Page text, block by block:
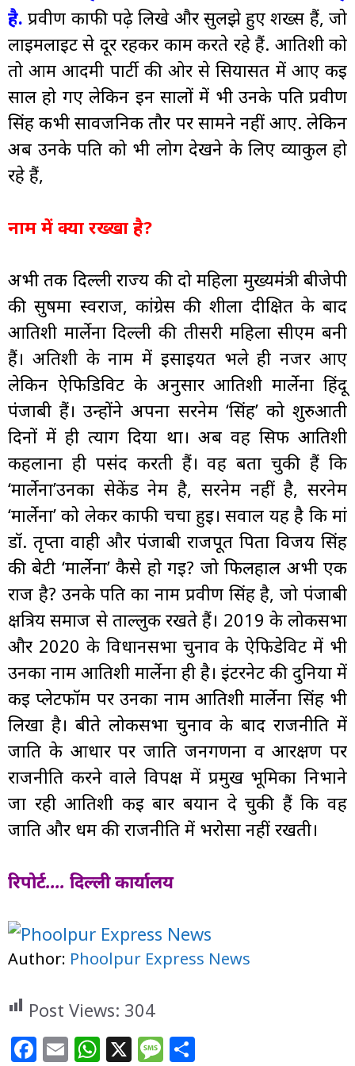
है. प्रवीण काफी पढ़े लिखे और सुलझे हुए शख्स हैं, जो
लाइमलाइट से दूर रहकर काम करते रहे हैं. आतिशी को
तो आम आदमी पार्टी की ओर से सियासत में आए कई
साल हो गए लेकिन इन सालों में भी उनके पति प्रवीण
सिंह कभी सार्वजनिक तौर पर सामने नहीं आए. लेकिन
अब उनके पति को भी लोग देखने के लिए व्याकुल हो
रहे हैं,
नाम में क्या रख्खा है?
अभी तक दिल्ली राज्य की दो महिला मुख्यमंत्री बीजेपी
की सुषमा स्वराज, कांग्रेस की शीला दीक्षित के बाद
आतिशी मार्लेना दिल्ली की तीसरी महिला सीएम बनी
हैं। अतिशी के नाम में ईसाइयत भले ही नजर आए
लेकिन ऐफिडिविट के अनुसार आतिशी मार्लेना हिंदू
पंजाबी हैं। उन्होंने अपना सरनेम ‘सिंह’ को शुरुआती
दिनों में ही त्याग दिया था। अब वह सिर्फ आतिशी
कहलाना ही पसंद करती हैं। वह बता चुकी हैं कि
‘मार्लेना’उनका सेकेंड नेम है, सरनेम नहीं है, सरनेम
‘मार्लेना’ को लेकर काफी चर्चा हुई। सवाल यह है कि मां
डॉ. तृप्ता वाही और पंजाबी राजपूत पिता विजय सिंह
की बेटी ‘मार्लेना’ कैसे हो गई? जो फिलहाल अभी एक
राज है? उनके पति का नाम प्रवीण सिंह है, जो पंजाबी
क्षत्रिय समाज से ताल्लुक रखते हैं। 2019 के लोकसभा
और 2020 के विधानसभा चुनाव के ऐफिडेविट में भी
उनका नाम आतिशी मार्लेना ही है। इंटरनेट की दुनिया में
कई प्लेटफॉर्म पर उनका नाम आतिशी मार्लेना सिंह भी
लिखा है। बीते लोकसभा चुनाव के बाद राजनीति में
जाति के आधार पर जाति जनगणना व आरक्षण पर
राजनीति करने वाले विपक्ष में प्रमुख भूमिका निभाने
जा रही आतिशी कई बार बयान दे चुकी हैं कि वह
जाति और धर्म की राजनीति में भरोसा नहीं रखती।
रिपोर्ट…. दिल्ली कार्यालय
Author: Phoolpur Express News
Post Views: 304
F E W X M